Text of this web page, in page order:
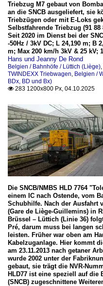
Triebzug M7 gebaut von
an die SNCB ausgeliefert, sie
Triebzügen oder mit E-Loks
Selbstfahrende Triebzug (91 88
Seit 2020 im Dienst bei der
-50Hz / 3kV DC; L 24,190 m; B
m; Max 200 km/h 3kV & 25 kV;
Hans und Jeanny De Rond
Belgien / Bahnhöfe / Lüttich (Liège),
TWINDEXX Triebwagen, Belgien /
BDx, BD und Bx)
 283 1200x800 Px, 04.10.2025
Die SNCB/NMBS HLD 7764
einem IC nach Ostende, vom
Schubhilfe. Nach der Ausfahrt
(Gare de Liège-Guillemins) in
Brüssel – Lüttich (Linie 36)
Pré, darum muss bei langen
leisten. Früher war oben am
Kabelzuganlage. Hier kommt
am 23.11.2013 nach getaner
wurde 2002 unter der
gebaut, sie trägt die NVR-
HLD77 ist eine speziell auf die
(SNCB) zugeschnittene